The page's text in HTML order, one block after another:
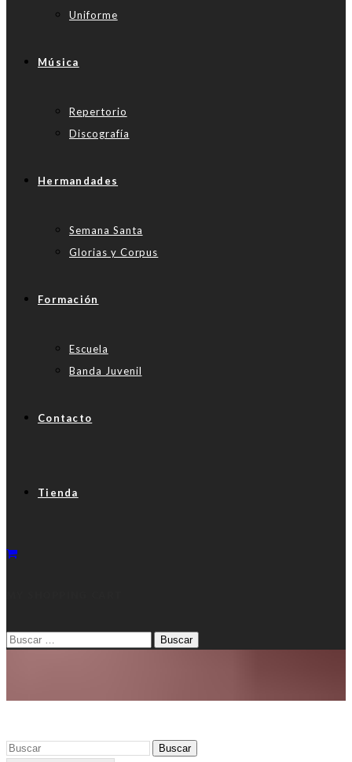
Uniforme
Música
Repertorio
Discografía
Hermandades
Semana Santa
Glorias y Corpus
Formación
Escuela
Banda Juvenil
Contacto
Tienda
Buscar: